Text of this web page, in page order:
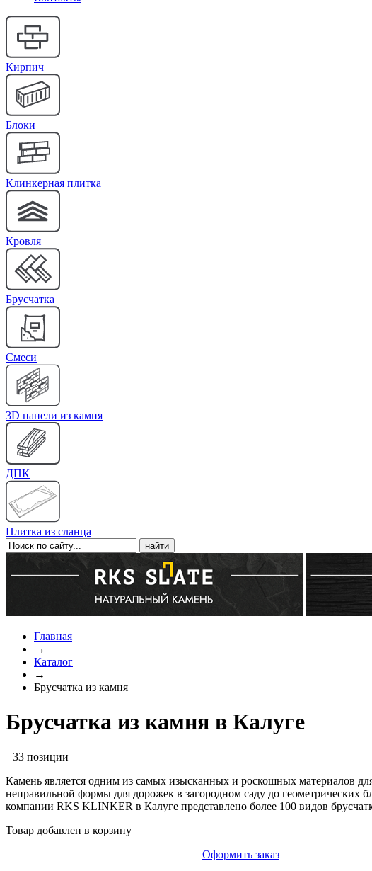
Кирпич
Блоки
Клинкерная плитка
Кровля
Брусчатка
Cмеси
3D панели из камня
ДПК
Плитка из сланца
Главная
→
Каталог
→
Брусчатка из камня
Брусчатка из камня в Калуге
33 позиции
Камень является одним из самых изысканных и роскошных материалов
неправильной формы для дорожек в загородном саду до геометрических
компании RKS KLINKER в Калуге представлено более 100 видов
Товар добавлен в корзину
Оформить заказ